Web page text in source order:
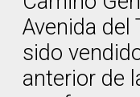
Avenida del
sido
anterior de